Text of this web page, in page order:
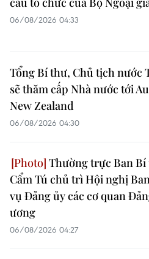
06/08/2026 04:33
Tổng Bí thư, Chủ tịch nước
sẽ thăm cấp Nhà nước tới
New Zealand
06/08/2026 04:30
Thường trực Ban
Cẩm Tú chủ trì Hội nghị
vụ Đảng ủy các cơ quan
ương
06/08/2026 04:27